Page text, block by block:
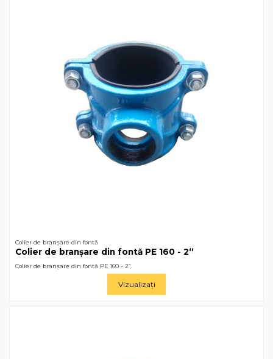
Colier de branșare din fontă
Colier de branșare din fontă РЕ 160 - 2“
Colier de branșare din fontă РЕ 160 - 2“
Vizualizați